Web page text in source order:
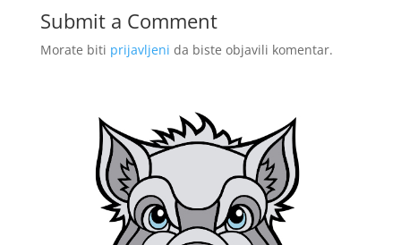
Submit a Comment
Morate biti prijavljeni da biste objavili komentar.